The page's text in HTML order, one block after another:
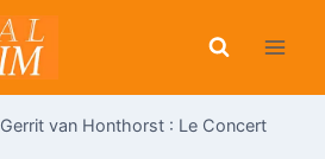
Gerrit van Honthorst : Le Concert